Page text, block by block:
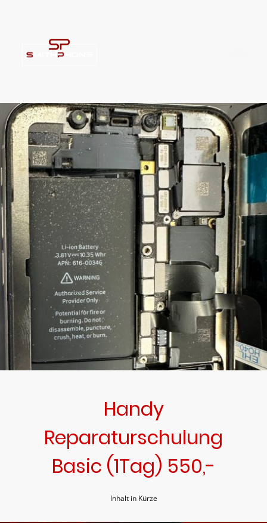
Handy
Reparaturschulung
Basic (1Tag) 550,-
Inhalt in Kürze